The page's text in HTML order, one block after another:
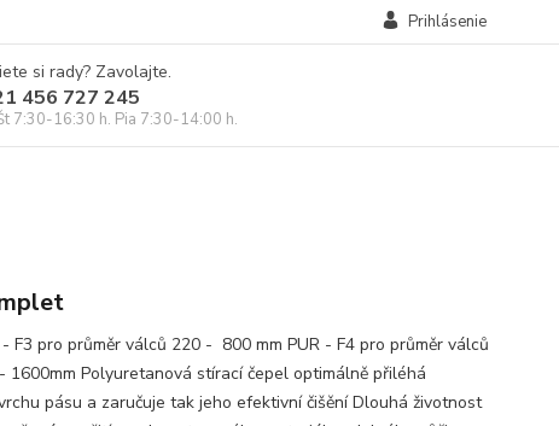
Prihlásenie
si rady? Zavolajte.
456 727 245
7:30-16:30 h. Pia 7:30-14:00 h.
- F3 pro průměr válců 220 - 800 mm PUR - F4 pro průměr válců
1600mm Polyuretanová stírací čepel optimálně přiléhá
pásu a zaručuje tak jeho efektivní čišění Dlouhá životnost